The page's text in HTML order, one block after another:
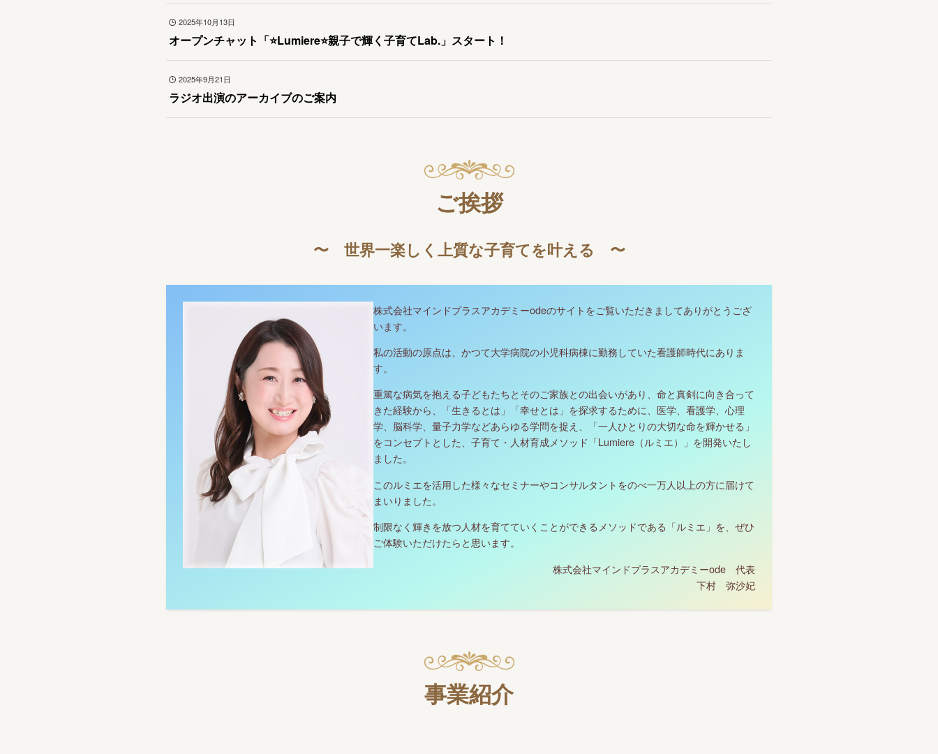
2025年10月13日
オープンチャット「⭐️Lumiere⭐️親子で輝く子育てLab.」スタート！
2025年9月21日
ラジオ出演のアーカイブのご案内
ご挨拶
〜 世界一楽しく上質な子育てを叶える 〜
株式会社マインドプラスアカデミーodeのサイトをご覧いただきましてありがとうござ
います。
私の活動の原点は、かつて大学病院の小児科病棟に勤務していた看護師時代にありま
す。
重篤な病気を抱える子どもたちとそのご家族との出会いがあり、命と真剣に向き合って
きた経験から、「生きるとは」「幸せとは」を探求するために、医学、看護学、心理
学、脳科学、量子力学などあらゆる学問を捉え、「一人ひとりの大切な命を輝かせる」
をコンセプトとした、子育て・人材育成メソッド「Lumiere（ルミエ）」を開発いたし
ました。
このルミエを活用した様々なセミナーやコンサルタントをのべ一万人以上の方に届けて
まいりました。
制限なく輝きを放つ人材を育てていくことができるメソッドである「ルミエ」を、ぜひ
ご体験いただけたらと思います。
株式会社マインドプラスアカデミーode 代表
下村 弥沙妃
事業紹介